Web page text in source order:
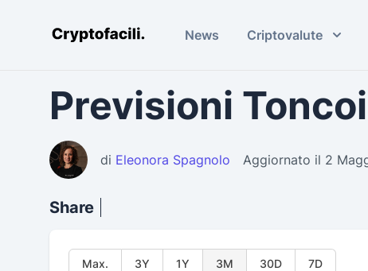
Cryptofacili.com News Criptovalute
Previsioni
di Eleonora Spagnolo Aggiornato il 2
Share
Max. 3Y 1Y 3M 30D 7D